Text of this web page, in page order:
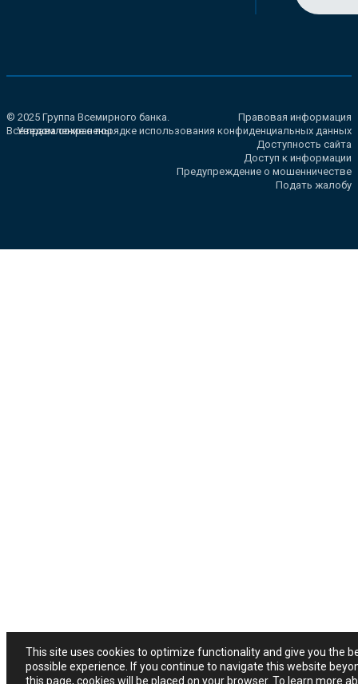
© 2025 Группа Всемирного банка.
Все права сохранены.
Правовая информация
Уведомление о порядке использования конфиденциальных данных
Доступность сайта
Доступ к информации
Предупреждение о мошенничестве
Подать жалобу
This site uses cookies to optimize functionality and give you the
possible experience. If you continue to navigate this website
this page, cookies will be placed on your browser. To learn more